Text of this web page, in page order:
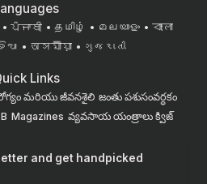
ਪੰਜਾਬੀ தமிழ் മലയാളം
বাংলা
অসমীয়া ગુજરાતી
Links
మరియు జీవనశైలి జంతు పశుసంవర్ధకం
Magazines వ్యవసాయ యంత్రాలు క్విజ్
and get handpicked